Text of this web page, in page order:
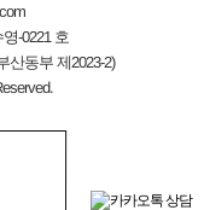
-0221 호
산동부 제2023-2)